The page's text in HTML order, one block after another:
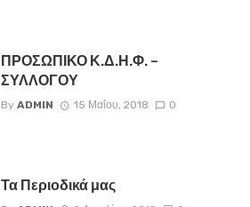
ΠΡΟΣΩΠΙΚΟ Κ.Δ.Η.Φ. –
ΣΥΛΛΟΓΟΥ
By ADMIN 15 Μαΐου, 2018 0
Τα Περιοδικά μας